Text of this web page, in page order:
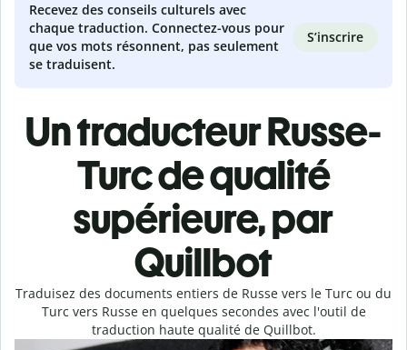
Recevez des conseils culturels avec
chaque traduction. Connectez-vous pour
que vos mots résonnent, pas seulement
se traduisent.
S’inscrire
Un traducteur Russe-
Turc de qualité
supérieure, par
Quillbot
Traduisez des documents entiers de Russe vers le Turc ou du
Turc vers Russe en quelques secondes avec l'outil de
traduction haute qualité de Quillbot.